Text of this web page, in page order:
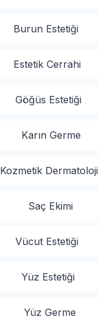
Burun Estetiği
Estetik Cerrahi
Göğüs Estetiği
Karın Germe
Kozmetik Dermatoloji
Saç Ekimi
Vücut Estetiği
Yüz Estetiği
Yüz Germe